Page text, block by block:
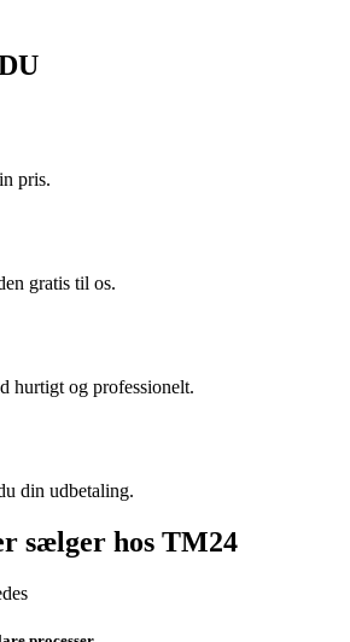
pris.
gratis til os.
hurtigt og professionelt.
din udbetaling.
sælger hos TM24